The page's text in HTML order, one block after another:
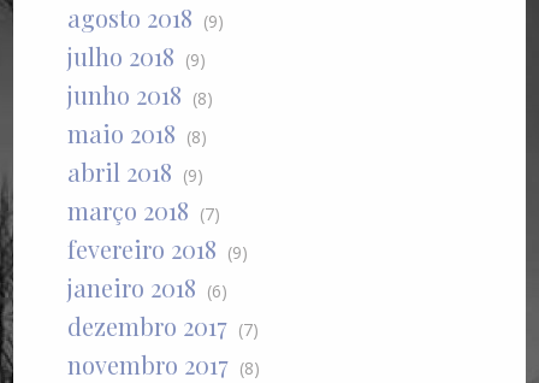
agosto 2018 (9)
julho 2018 (9)
junho 2018 (8)
maio 2018 (8)
abril 2018 (9)
março 2018 (7)
fevereiro 2018 (9)
janeiro 2018 (6)
dezembro 2017 (7)
novembro 2017 (8)